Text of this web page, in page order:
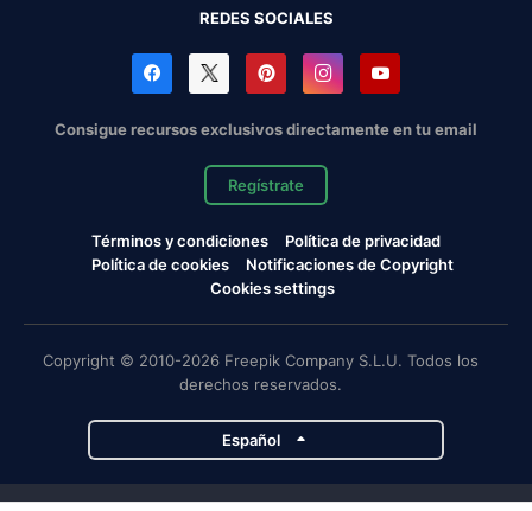
REDES SOCIALES
Consigue recursos exclusivos directamente en tu email
Regístrate
Términos y condiciones
Política de privacidad
Política de cookies
Notificaciones de Copyright
Cookies settings
Copyright © 2010-2026 Freepik Company S.L.U. Todos los
derechos reservados.
Español